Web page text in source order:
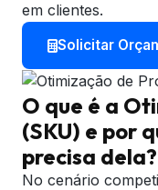
em clientes.
Solicitar
O que é a
(SKU) e por
precisa dela?
No cenário